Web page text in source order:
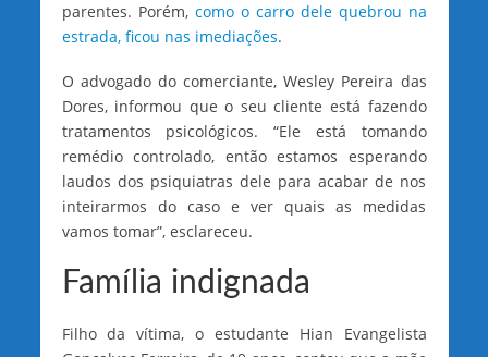
parentes. Porém, como o carro dele quebrou na
estrada, ficou nas imediações.
O advogado do comerciante, Wesley Pereira das
Dores, informou que o seu cliente está fazendo
tratamentos psicológicos. “Ele está tomando
remédio controlado, então estamos esperando
laudos dos psiquiatras dele para acabar de nos
inteirarmos do caso e ver quais as medidas
vamos tomar”, esclareceu.
Família indignada
Filho da vítima, o estudante Hian Evangelista